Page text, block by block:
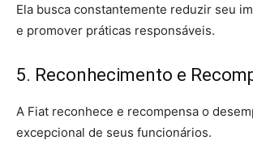
Ela busca constantemente reduzir seu
e promover práticas responsáveis.
5. Reconhecimento e
A Fiat reconhece e recompensa o
excepcional de seus funcionários.